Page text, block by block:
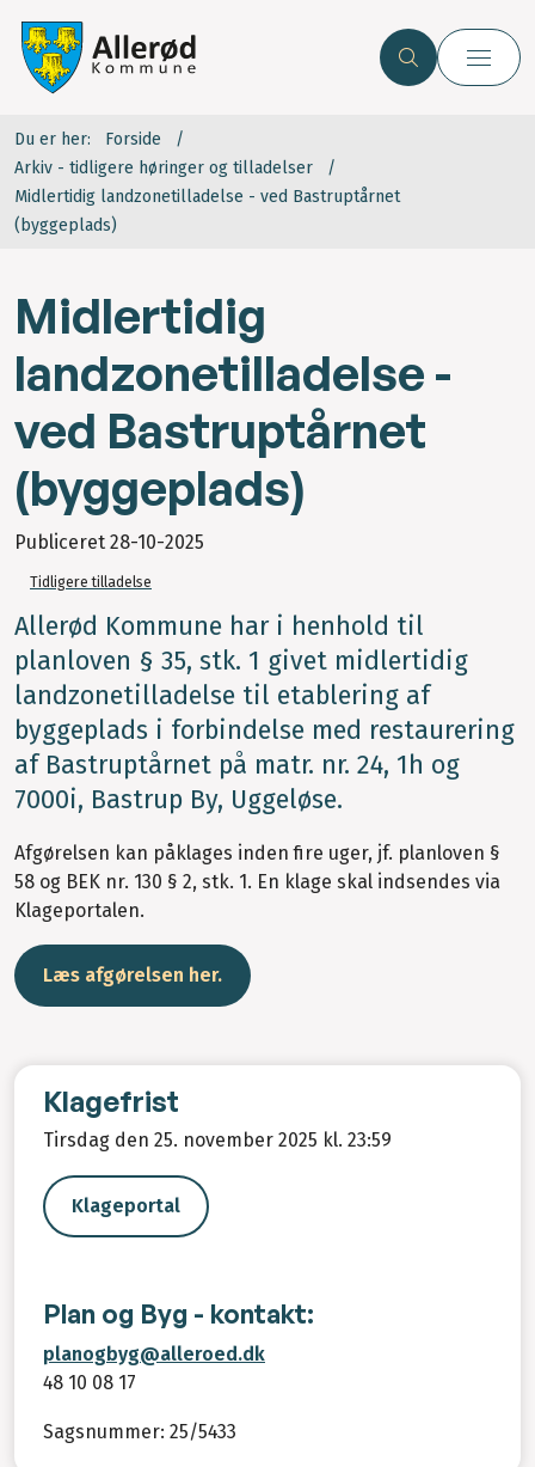
Du er her:
Forside
Arkiv - tidligere høringer og tilladelser
Midlertidig landzonetilladelse - ved Bastruptårnet
(byggeplads)
Midlertidig
landzonetilladelse -
ved Bastruptårnet
(byggeplads)
Publiceret 28-10-2025
Tidligere tilladelse
Allerød Kommune har i henhold til
planloven § 35, stk. 1 givet midlertidig
landzonetilladelse til etablering af
byggeplads i forbindelse med restaurering
af Bastruptårnet på matr. nr. 24, 1h og
7000i, Bastrup By, Uggeløse.
Afgørelsen kan påklages inden fire uger, jf. planloven §
58 og BEK nr. 130 § 2, stk. 1. En klage skal indsendes via
Klageportalen.
Læs afgørelsen her.
Klagefrist
Tirsdag den 25. november 2025 kl. 23:59
Klageportal
Plan og Byg - kontakt:
planogbyg@alleroed.dk
48 10 08 17
Sagsnummer: 25/5433